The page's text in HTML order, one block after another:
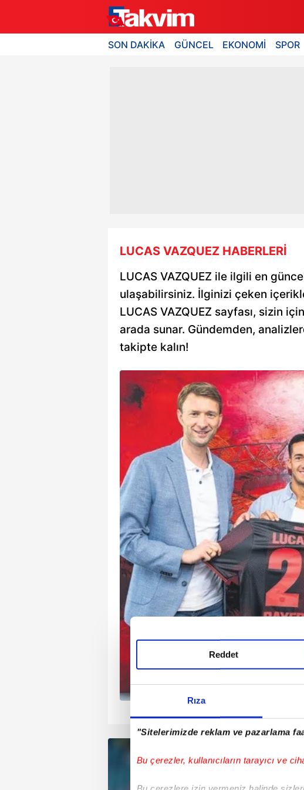
Rıza
"Sitelerimizde reklam ve pazarlama
Bu çerezler, kullanıcıların tarayıcı ve
Reddet
SON DAKİKA GÜNCEL EKONOMİ SPOR
LUCAS VAZQUEZ HABERLERİ
LUCAS VAZQUEZ ile ilgili en
ulaşabilirsiniz. İlginizi çeken
LUCAS VAZQUEZ sayfası, sizin
arada sunar. Gündemden,
takipte kalın!